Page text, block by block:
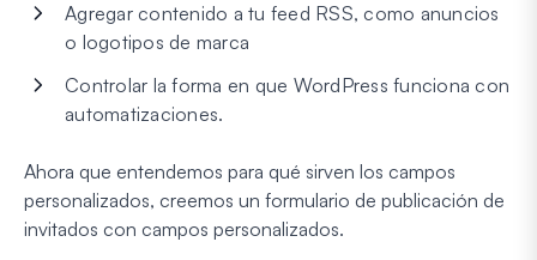
Agregar contenido a tu feed RSS, como anuncios
o logotipos de marca
Controlar la forma en que WordPress funciona con
automatizaciones.
Ahora que entendemos para qué sirven los campos
personalizados, creemos un formulario de publicación de
invitados con campos personalizados.